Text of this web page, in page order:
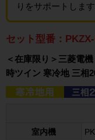
りをサポートします
セット型番：
＜在庫限り＞三菱電
時ツイン 寒冷地 三相
室内機